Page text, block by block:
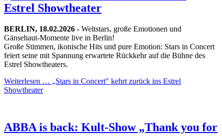
Estrel Showtheater
BERLIN, 18.02.2026 - Weltstars, große Emotionen und
Gänsehaut-Momente live in Berlin!
Große Stimmen, ikonische Hits und pure Emotion: Stars in Concert
feiert seine mit Spannung erwartete Rückkehr auf die Bühne des
Estrel Showtheaters.
Weiterlesen … „Stars in Concert" kehrt zurück ins Estrel
Showtheater
ABBA is back: Kult-Show „Thank you for